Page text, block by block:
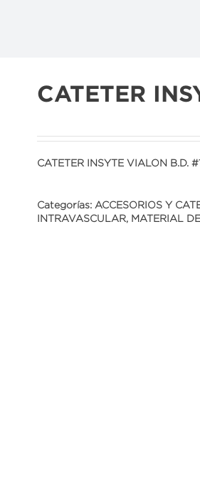
CATETER
CATETER INSYTE VIALON B.D.
Categorías: ACCESORIOS Y
INTRAVASCULAR, MATERIAL